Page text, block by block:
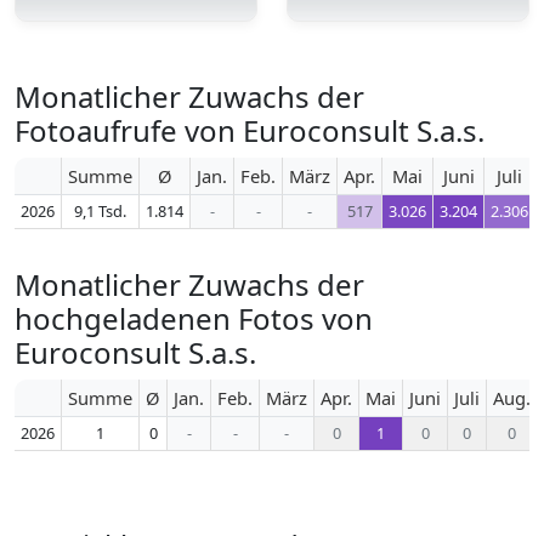
Monatlicher Zuwachs der
Fotoaufrufe von Euroconsult S.a.s.
Summe Ø Jan. Feb. März Apr. Mai Juni Juli
2026 9,1 Tsd. 1.814 - - - 517 3.026 3.204 2.306
Monatlicher Zuwachs der
hochgeladenen Fotos von
Euroconsult S.a.s.
Summe Ø Jan. Feb. März Apr. Mai Juni Juli Aug.
2026 1 0 - - - 0 1 0 0 0